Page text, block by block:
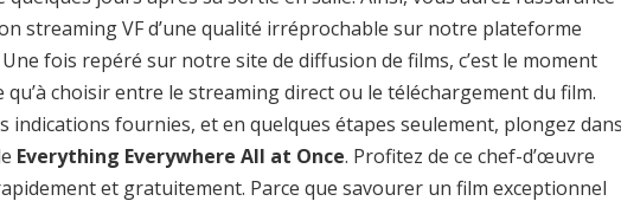
streaming VF d’une qualité irréprochable sur notre plateforme
fois repéré sur notre site de diffusion de films, c’est le moment
qu’à choisir entre le streaming direct ou le téléchargement du film.
indications fournies, et en quelques étapes seulement, plongez dans
Everything Everywhere All at Once. Profitez de ce chef-d’œuvre
et gratuitement. Parce que savourer un film exceptionnel